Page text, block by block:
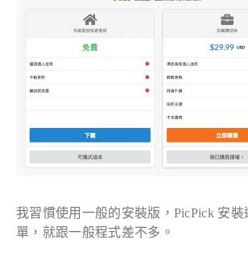
我習慣使用一般的安裝版，PicPick 安裝
單，就跟一般程式差不多。